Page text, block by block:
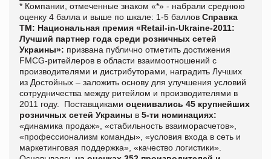
* Компании, отмеченные знаком «*» - набрали среднюю
оценку 4 балла и выше по шкале: 1-5 баллов Справка
ТМ: Национальная премия «Retail-in-Ukraine-2011:
Лучший партнер года среди розничных сетей
Украины»: призвана публично отметить достижения
FMCG-ритейлеров в области взаимоотношений с
производителями и дистрибуторами, наградить Лучших
из Достойных – заложить основу для улучшения условий
сотрудничества между ритейлом и производителями в
2011 году. Поставщиками оценивались 45 крупнейших
розничных сетей Украины в 5-ти номинациях:
«динамика продаж», «стабильность взаиморасчетов»,
«профессионализм команды», «условия входа в сеть и
маркетинговая поддержка», «качество логистики».